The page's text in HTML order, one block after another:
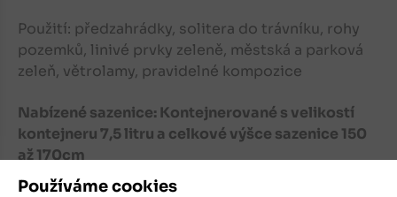
Používáme cookies
Použití: předzahrádky, solitera do trávníku, rohy
pozemků, linivé prvky zeleně, městská a parková
zeleň, větrolamy, pravidelné kompozice
Nabízené sazenice: Kontejnerované s velikostí
kontejneru 7,5 litru a celkové výšce sazenice 150
až 170cm